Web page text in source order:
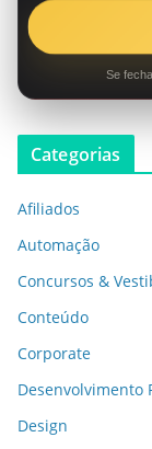
Se
Categorias
Afiliados
Automação
Concursos &
Conteúdo
Corporate
Desenvolvimento
Design